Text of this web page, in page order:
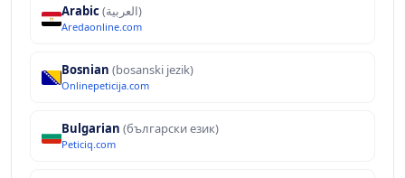
Arabic (العربية)
Aredaonline.com
Bosnian (bosanski jezik)
Onlinepeticija.com
Bulgarian (български език)
Peticiq.com